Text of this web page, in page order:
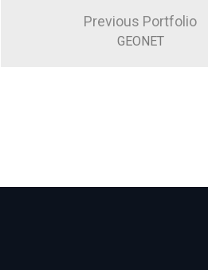
Previous Portfolio
GEONET